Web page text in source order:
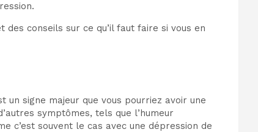
conseils sur ce qu’il faut faire si vous en
signe majeur que vous pourriez avoir une
symptômes, tels que l’humeur
c’est souvent le cas avec une dépression de